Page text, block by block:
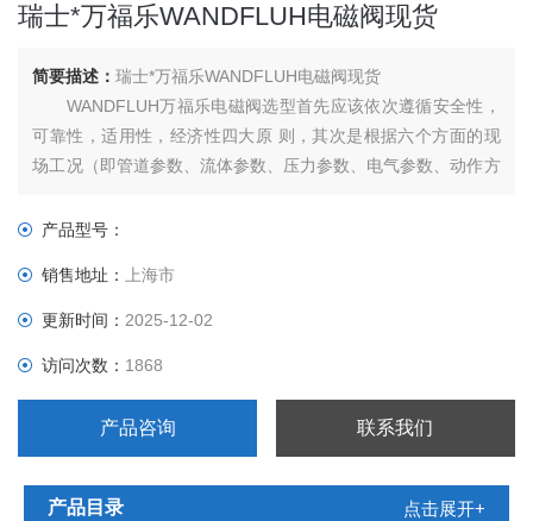
瑞士*万福乐WANDFLUH电磁阀现货
简要描述：瑞士*万福乐WANDFLUH电磁阀现货
WANDFLUH万福乐电磁阀选型首先应该依次遵循安全性，
可靠性，适用性，经济性四大原 则，其次是根据六个方面的现
场工况（即管道参数、流体参数、压力参数、电气参数、动作方
产品型号：
销售地址：上海市
更新时间：2025-12-02
访问次数： 1868
产品咨询 联系我们
产品目录 点击展开+